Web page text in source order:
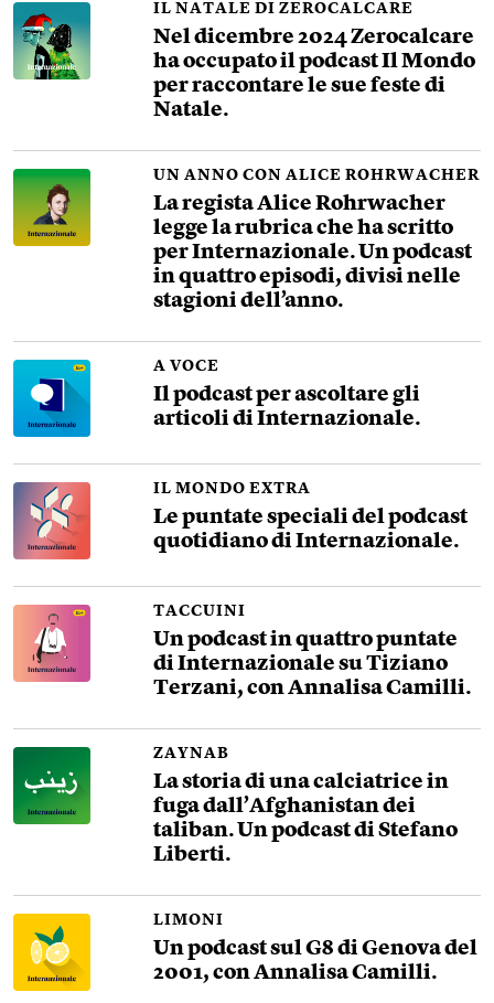
IL NATALE DI ZEROCALCARE
Nel dicembre 2024 Zerocalcare
ha occupato il podcast Il Mondo
per raccontare le sue feste di
Natale.
UN ANNO CON ALICE ROHRWACHER
La regista Alice Rohrwacher
legge la rubrica che ha scritto
per Internazionale. Un podcast
in quattro episodi, divisi nelle
stagioni dell’anno.
A VOCE
Il podcast per ascoltare gli
articoli di Internazionale.
IL MONDO EXTRA
Le puntate speciali del podcast
quotidiano di Internazionale.
TACCUINI
Un podcast in quattro puntate
di Internazionale su Tiziano
Terzani, con Annalisa Camilli.
ZAYNAB
La storia di una calciatrice in
fuga dall’Afghanistan dei
taliban. Un podcast di Stefano
Liberti.
LIMONI
Un podcast sul G8 di Genova del
2001, con Annalisa Camilli.